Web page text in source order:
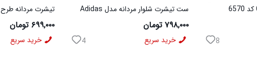
8
ست تیشرت شلوار مردانه مدل Adidas
کد 6569
۷۹۸,۰۰۰ تومان
خرید سریع 4
تیشرت مردانه طرح eagle کد 6545
۶۹۹,۰۰۰ تومان
خرید سریع